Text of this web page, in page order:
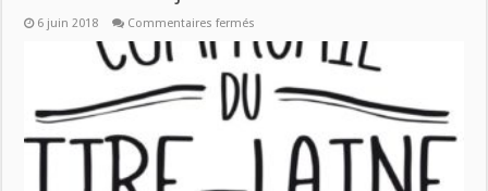
6 juin 2018 Commentaires fermés
TIME
6
juin